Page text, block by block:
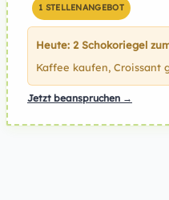
1 STELLENANGEBOT
Heute: 2 Schokoriegel
Kaffee kaufen, Croissant
Jetzt beanspruchen →